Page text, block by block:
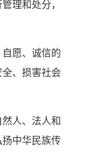
理和处分，
愿、诚信的
、损害社会
人、法人和
中华民族传